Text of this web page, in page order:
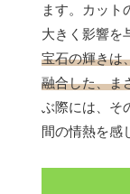
ます。カット
大きく影響を
宝石の輝きは
融合した、ま
ぶ際には、そ
間の情熱を感